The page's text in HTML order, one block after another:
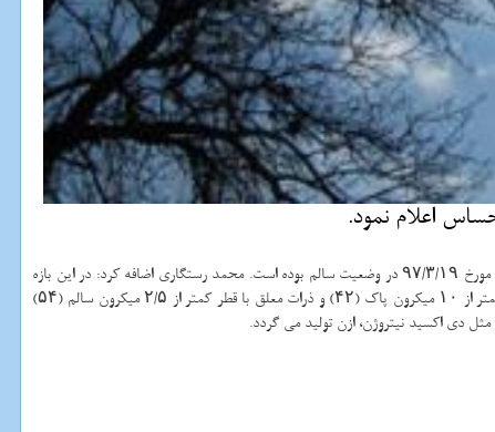
به گزارش نت واش به نقل از مهر، معاون پایش و نظارت اداره كل محیط زیست استان تهران اظهار داشت: وضعیت كیفی هوای تهران در ۲۴ ساعت گذشته منتهی به ساعت ۱۱ مورخ ۹۷/۳/۱۹ در وضعیت سالم بوده است. محمد رستگاری اضافه كرد: در این بازه
زمانی وضعیت آلاینده منواكسید كربن پاك (۲۴)، ازن ناسالم برای گروه های حساس (۱۲۲)، دی اكسید نیتروژن سالم (۷۰)، دی اكسید گوگرد پاك (۵)، ذرات معلق با قطر كمتر از ۱۰ میكرون پاك (۴۲) و ذرات معلق با قطر كمتر از ۲/۵ میكرون سالم (۵۴)
مثل دی اكسید نیتروژن، ازن تولید می گردد.